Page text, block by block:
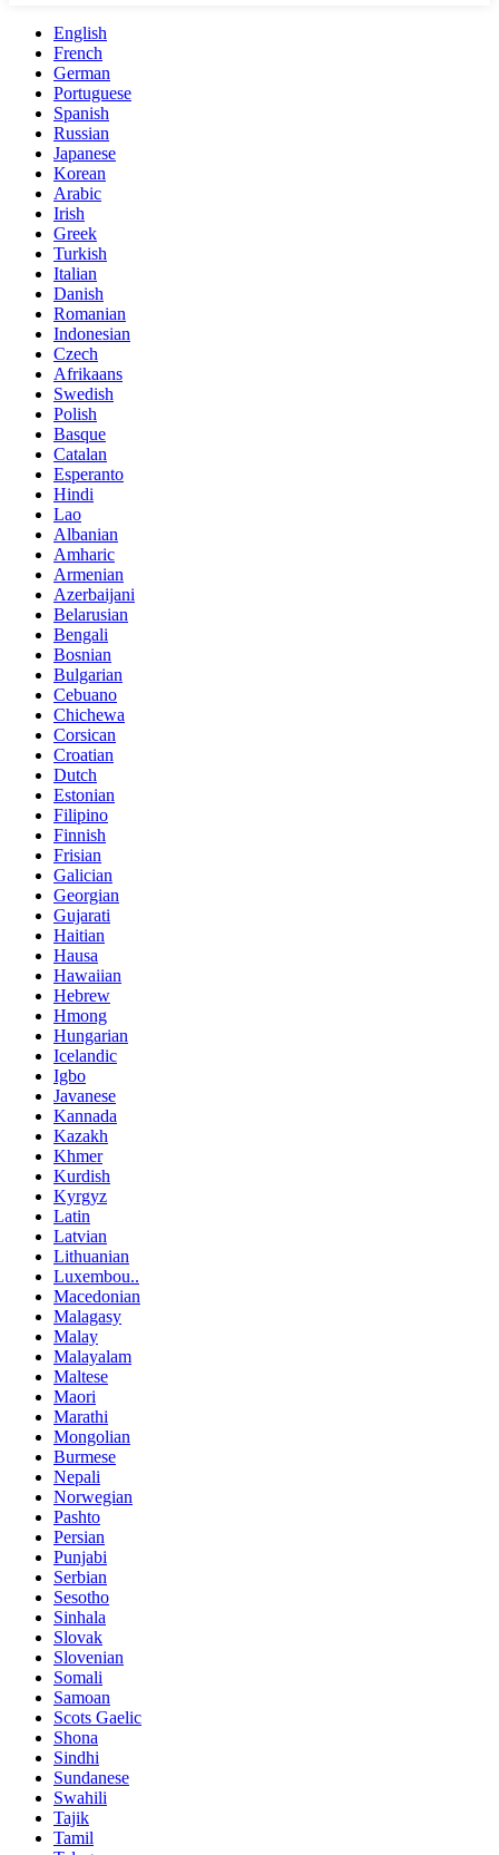
English
French
German
Portuguese
Spanish
Russian
Japanese
Korean
Arabic
Irish
Greek
Turkish
Italian
Danish
Romanian
Indonesian
Czech
Afrikaans
Swedish
Polish
Basque
Catalan
Esperanto
Hindi
Lao
Albanian
Amharic
Armenian
Azerbaijani
Belarusian
Bengali
Bosnian
Bulgarian
Cebuano
Chichewa
Corsican
Croatian
Dutch
Estonian
Filipino
Finnish
Frisian
Galician
Georgian
Gujarati
Haitian
Hausa
Hawaiian
Hebrew
Hmong
Hungarian
Icelandic
Igbo
Javanese
Kannada
Kazakh
Khmer
Kurdish
Kyrgyz
Latin
Latvian
Lithuanian
Luxembou..
Macedonian
Malagasy
Malay
Malayalam
Maltese
Maori
Marathi
Mongolian
Burmese
Nepali
Norwegian
Pashto
Persian
Punjabi
Serbian
Sesotho
Sinhala
Slovak
Slovenian
Somali
Samoan
Scots Gaelic
Shona
Sindhi
Sundanese
Swahili
Tajik
Tamil